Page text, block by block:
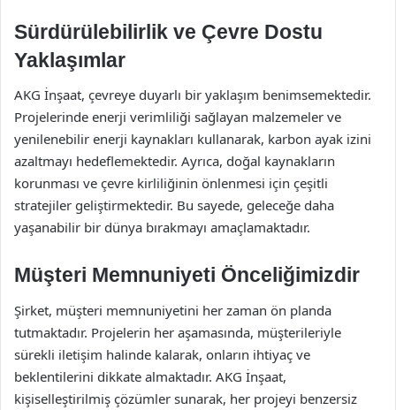
Sürdürülebilirlik ve Çevre Dostu
Yaklaşımlar
AKG İnşaat, çevreye duyarlı bir yaklaşım benimsemektedir.
Projelerinde enerji verimliliği sağlayan malzemeler ve
yenilenebilir enerji kaynakları kullanarak, karbon ayak izini
azaltmayı hedeflemektedir. Ayrıca, doğal kaynakların
korunması ve çevre kirliliğinin önlenmesi için çeşitli
stratejiler geliştirmektedir. Bu sayede, geleceğe daha
yaşanabilir bir dünya bırakmayı amaçlamaktadır.
Müşteri Memnuniyeti Önceliğimizdir
Şirket, müşteri memnuniyetini her zaman ön planda
tutmaktadır. Projelerin her aşamasında, müşterileriyle
sürekli iletişim halinde kalarak, onların ihtiyaç ve
beklentilerini dikkate almaktadır. AKG İnşaat,
kişiselleştirilmiş çözümler sunarak, her projeyi benzersiz